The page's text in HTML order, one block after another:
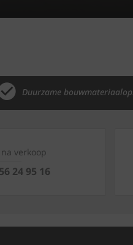
Duurzame
verkoop
24 95 16